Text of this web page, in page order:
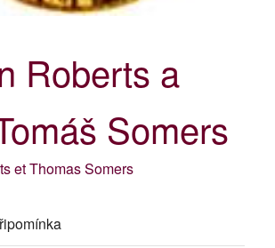
Roberts a
Somers
et Thomas Somers